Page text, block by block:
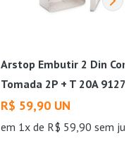
Arstop Embutir 2 Din Com
Tomada 2P + T 20A
Pial
R$ 59,90 UN
em 1x de R$ 59,90 sem